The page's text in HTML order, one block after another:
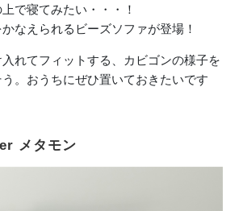
で寝てみたい・・・！
なえられるビーズソファが登場！
れてフィットする、カビゴンの様子を
。おうちにぜひ置いておきたいです
メタモン